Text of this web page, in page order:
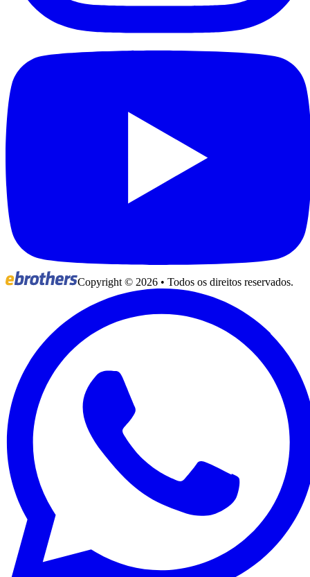
Copyright © 2026 • Todos os direitos reservados.